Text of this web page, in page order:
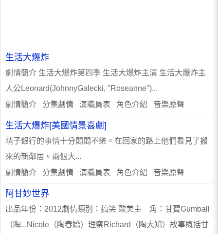
生活大爆炸
劇情簡介 生活大爆炸第四季 生活大爆炸主演 生活大爆炸主
人公Leonard(JohnnyGalecki, "Roseanne")...
劇情簡介 分集劇情 演職員表 角色介紹 音樂原聲
生活大爆炸[美國情景喜劇]
精子銀行的事情十分悶悶不樂。在回家的路上他們看見了搬
來的新鄰居。兩個大...
劇情簡介 分集劇情 演職員表 角色介紹 音樂原聲
阿甘妙世界
出品年份：2012劇情類別：搞笑 歐美主 角：甘寶Gumball
（陶...Nicole（陶春嬌）理察Richard（陶大知）故事概括甘